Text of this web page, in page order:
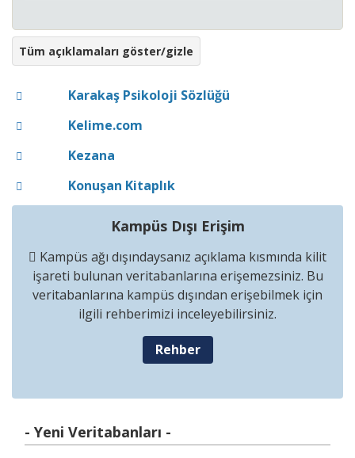
Tüm açıklamaları göster/gizle
Karakaş Psikoloji Sözlüğü
Kelime.com
Kezana
Konuşan Kitaplık
Kampüs Dışı Erişim
Kampüs ağı dışındaysanız açıklama kısmında kilit
işareti bulunan veritabanlarına erişemezsiniz. Bu
veritabanlarına kampüs dışından erişebilmek için
ilgili rehberimizi inceleyebilirsiniz.
Rehber
- Yeni Veritabanları -